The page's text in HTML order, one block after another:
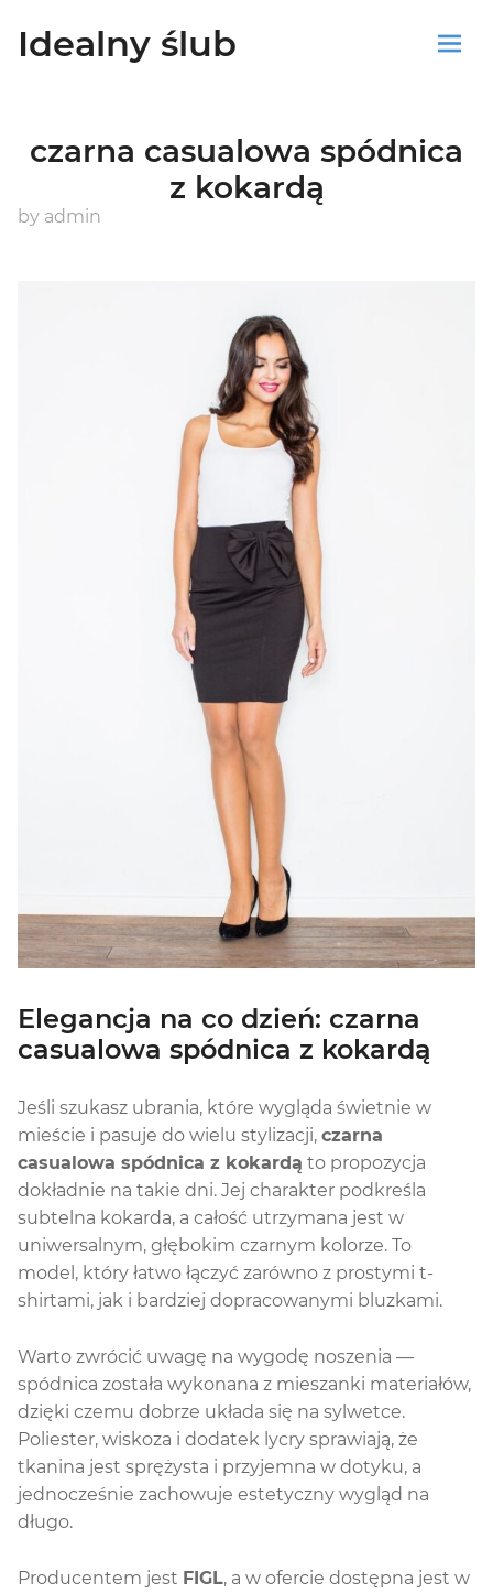
Idealny ślub
Blog
Koszyk
czarna casualowa spódnica
z kokardą
by admin
Elegancja na co dzień: czarna
casualowa spódnica z kokardą
Jeśli szukasz ubrania, które wygląda świetnie w
mieście i pasuje do wielu stylizacji, czarna
casualowa spódnica z kokardą to propozycja
dokładnie na takie dni. Jej charakter podkreśla
subtelna kokarda, a całość utrzymana jest w
uniwersalnym, głębokim czarnym kolorze. To
model, który łatwo łączyć zarówno z prostymi t-
shirtami, jak i bardziej dopracowanymi bluzkami.
Warto zwrócić uwagę na wygodę noszenia —
spódnica została wykonana z mieszanki materiałów,
dzięki czemu dobrze układa się na sylwetce.
Poliester, wiskoza i dodatek lycry sprawiają, że
tkanina jest sprężysta i przyjemna w dotyku, a
jednocześnie zachowuje estetyczny wygląd na
długo.
Producentem jest FIGL, a w ofercie dostępna jest w